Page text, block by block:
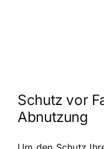
Schutz vor
Abnutzung